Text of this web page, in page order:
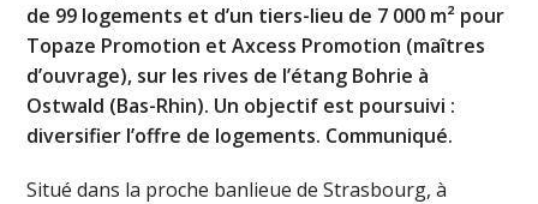
de 99 logements et d’un tiers-lieu de 7 000 m² pour
Topaze Promotion et Axcess Promotion (maîtres
d’ouvrage), sur les rives de l’étang Bohrie à
Ostwald (Bas-Rhin). Un objectif est poursuivi :
diversifier l’offre de logements. Communiqué.
Situé dans la proche banlieue de Strasbourg, à